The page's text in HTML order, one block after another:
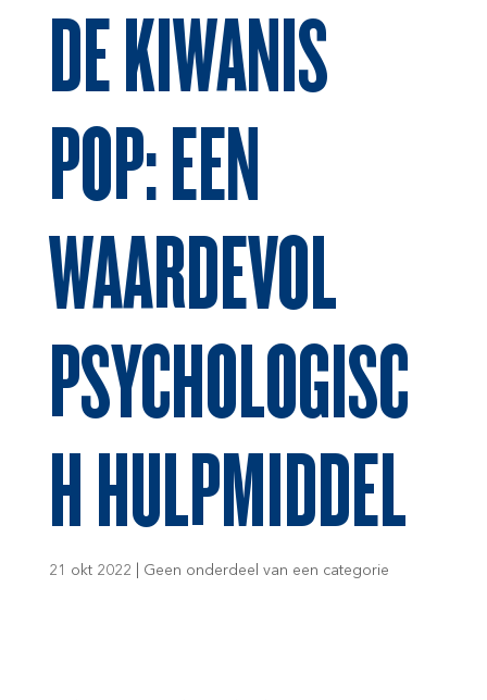
DE KIWANIS
POP: EEN
WAARDEVOL
PSYCHOLOGISC
H HULPMIDDEL
21 okt 2022 Geen onderdeel van een categorie